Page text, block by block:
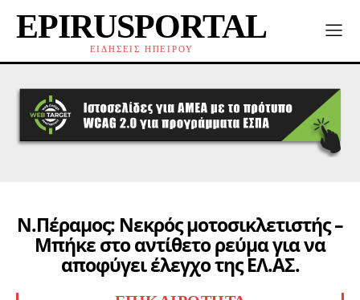
EPIRUSPORTAL
ΕΙΔΗΣΕΙΣ ΗΠΕΙΡΟΥ
Ν.Πέραμος: Νεκρός μοτοσικλετιστής –
Μπήκε στο αντίθετο ρεύμα για να
αποφύγει έλεγχο της ΕΛ.ΑΣ.